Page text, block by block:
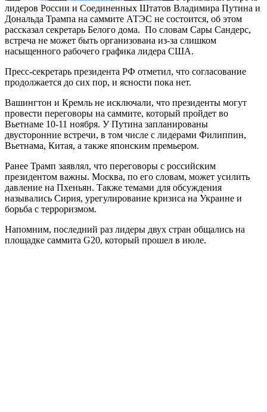
лидеров России и Соединенных Штатов Владимира Путина и
Дональда Трампа на саммите АТЭС не состоится, об этом
рассказал секретарь Белого дома. По словам Сары Сандерс,
встреча не может быть организована из-за слишком
насыщенного рабочего графика лидера США.
Пресс-секретарь президента РФ отметил, что согласование
продолжается до сих пор, и ясности пока нет.
Вашингтон и Кремль не исключали, что президенты могут
провести переговоры на саммите, который пройдет во
Вьетнаме 10-11 ноября. У Путина запланированы
двусторонние встречи, в том числе с лидерами Филиппин,
Вьетнама, Китая, а также японским премьером.
Ранее Трамп заявлял, что переговоры с российским
президентом важны. Москва, по его словам, может усилить
давление на Пхеньян. Также темами для обсуждения
назывались Сирия, урегулирование кризиса на Украине и
борьба с терроризмом.
Напомним, последний раз лидеры двух стран общались на
площадке саммита G20, который прошел в июле.